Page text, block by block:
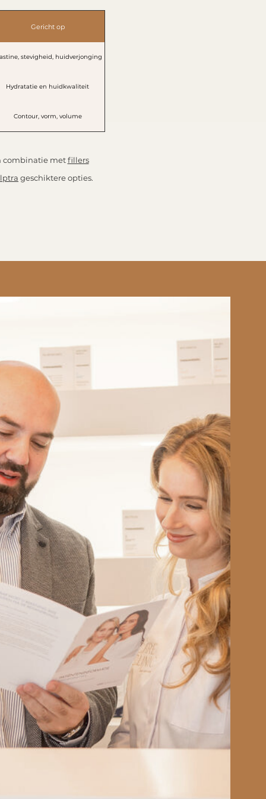
Gericht op
stevigheid, huidverjonging
Hydratatie en huidkwaliteit
Contour, vorm, volume
combinatie metfillers
geschiktere opties.